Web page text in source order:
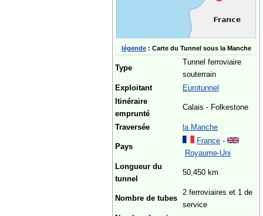
légende: Carte du Tunnel sous la Manche
Type
Tunnel ferroviaire
souterrain
Exploitant
Eurotunnel
Itinéraire
emprunté
Calais - Folkestone
Traversée la Manche
Pays
France -
Royaume-Uni
Longueur du
tunnel
50,450 km
Nombre de tubes
2 ferroviaires et 1 de
service